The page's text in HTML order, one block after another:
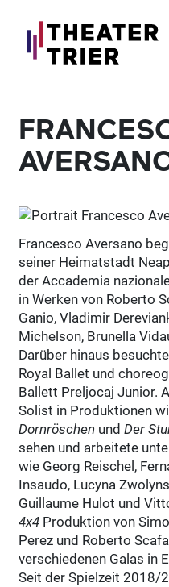
Francesco Aversano
seiner Heimatstadt
der Accademia
in Werken von Roberto
Ganio, Vladimir
Michelson, Brunella
Darüber hinaus
Royal Ballet und
Ballett Preljocaj Junior.
Solist in Produktionen
Dornröschen undDer
sehen und arbeitete
wie Georg Reischel,
Insaudo, Lucyna
Guillaume Hulot und
4x4 Produktion von
Perez und Roberto
verschiedenen Galas in
Seit der Spielzeit 2018/